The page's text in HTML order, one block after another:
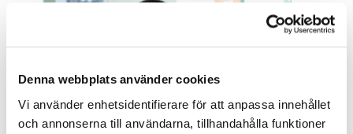
Denna webbplats använder cookies
Vi använder enhetsidentifierare för att anpassa innehållet
och annonserna till användarna, tillhandahålla funktioner